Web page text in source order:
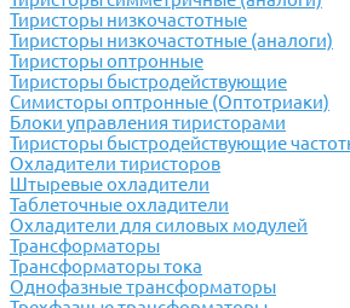
Тиристоры низкочастотные
Тиристоры низкочастотные (аналоги)
Тиристоры оптронные
Тиристоры быстродействующие
Симисторы оптронные (Оптотриаки)
Блоки управления тиристорами
Тиристоры быстродействующие
Охладители тиристоров
Штыревые охладители
Таблеточные охладители
Охладители для силовых модулей
Трансформаторы
Трансформаторы тока
Однофазные трансформаторы